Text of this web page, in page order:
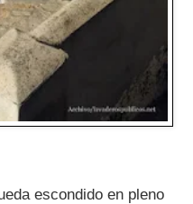
escondido en pleno